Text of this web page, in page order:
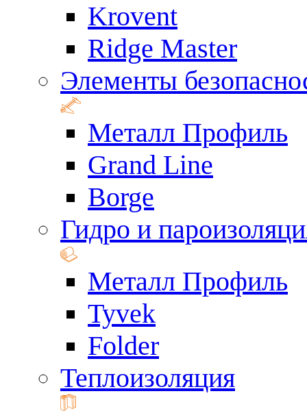
Krovent
Ridge Master
Элементы
Металл Профиль
Grand Line
Borge
Гидро и
Металл Профиль
Tyvek
Folder
Теплоизоляция